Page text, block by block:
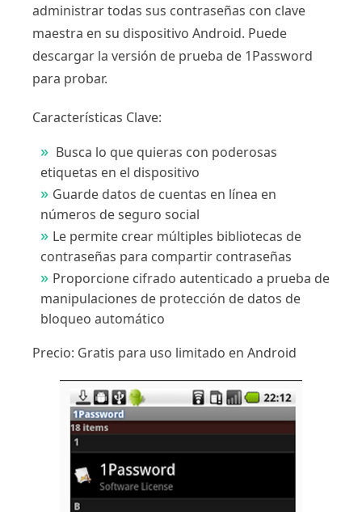
administrar todas sus contraseñas con clave
maestra en su dispositivo Android. Puede
descargar la versión de prueba de 1Password
para probar.
Características Clave:
Busca lo que quieras con poderosas
etiquetas en el dispositivo
Guarde datos de cuentas en línea en
números de seguro social
Le permite crear múltiples bibliotecas de
contraseñas para compartir contraseñas
Proporcione cifrado autenticado a prueba de
manipulaciones de protección de datos de
bloqueo automático
Precio: Gratis para uso limitado en Android